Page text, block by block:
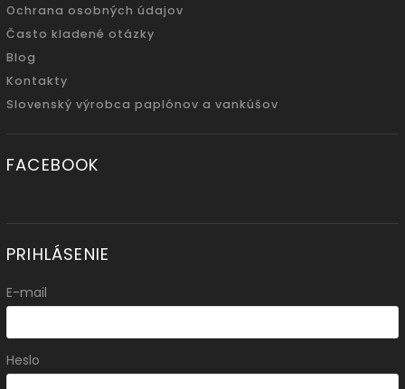
Ochrana osobných údajov
Často kladené otázky
Blog
Kontakty
Slovenský výrobca paplónov a vankúšov
FACEBOOK
PRIHLÁSENIE
E-mail
Heslo